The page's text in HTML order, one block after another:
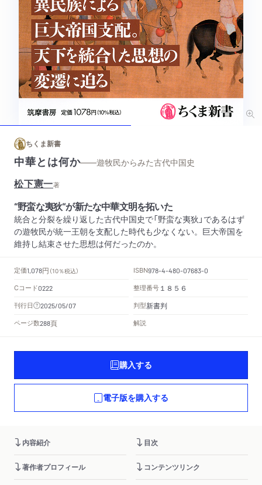
ちくま新書
中華とは何か——遊牧民からみた古代中国史
松下憲一著
“野蛮な夷狄“が新たな中華文明を拓いた
統合と分裂を繰り返した古代中国史で「野蛮な夷狄」であるはず
の遊牧民が統一王朝を支配した時代も少なくない。巨大帝国を
維持し結束させた思想は何だったのか。
定価1,078円 （10％税込） ISBN978-4-480-07683-0
Cコード0222 整理番号 １８５６
刊行日 2025/05/07 判型新書判
ページ数288頁 解説
購入する
電子版を購入する
内容紹介 目次
著作者プロフィール コンテンツリンク